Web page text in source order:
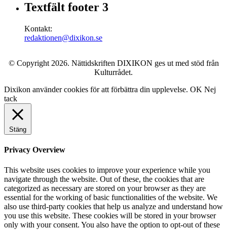
Textfält footer 3
Kontakt:
redaktionen@dixikon.se
© Copyright 2026. Nättidskriften DIXIKON ges ut med stöd från
Kulturrådet.
Dixikon använder cookies för att förbättra din upplevelse. OK Nej
tack
Stäng
Privacy Overview
This website uses cookies to improve your experience while you
navigate through the website. Out of these, the cookies that are
categorized as necessary are stored on your browser as they are
essential for the working of basic functionalities of the website. We
also use third-party cookies that help us analyze and understand how
you use this website. These cookies will be stored in your browser
only with your consent. You also have the option to opt-out of these